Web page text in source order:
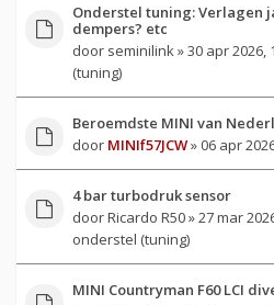
Onderstel tuning: Verlagen
dempers? etc
door seminilink » 30 apr 2026,
(tuning)
Beroemdste MINI van
door MINIf57JCW» 06 apr
4 bar turbodruk sensor
doorRicardo R50» 27 mar
onderstel (tuning)
MINI Countryman F60 LCI